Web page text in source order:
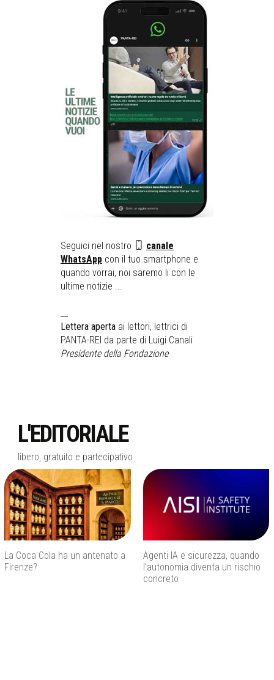
Seguici nel nostro
canale
WhatsApp con il tuo smartphone e
quando vorrai, noi saremo li con le
ultime notizie ...
Lettera aperta ai lettori, lettrici di
PANTA-REI da parte di Luigi Canali
Presidente della Fondazione
L'EDITORIALE
libero, gratuito e partecipativo
a
Agenti IA e sicurezza, quando
l’autonomia diventa un rischio
Caldo estremo in
non si ferma